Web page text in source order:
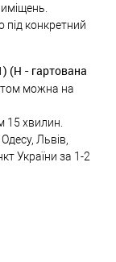
під конкретний
(H - гартована
можна на
хвилин.
Львів,
України за 1-2